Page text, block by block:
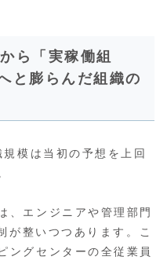
ら「実稼働組
と膨らんだ組織の
模は当初の予想を上回
、エンジニアや管理部門
整いつつあります。こ
ングセンターの全従業員